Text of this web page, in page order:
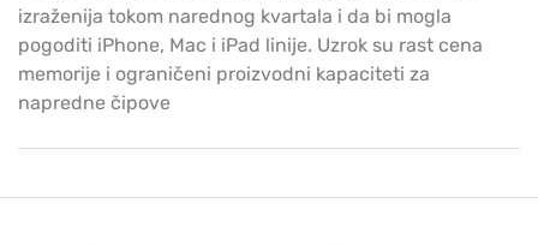
izraženija tokom narednog kvartala i da bi mogla
pogoditi iPhone, Mac i iPad linije. Uzrok su rast cena
memorije i ograničeni proizvodni kapaciteti za
napredne čipove